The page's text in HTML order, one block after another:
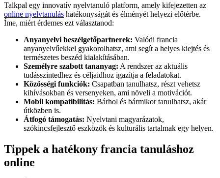
Talkpal egy innovatív nyelvtanuló platform, amely kifejezetten az
online nyelvtanulás hatékonyságát és élményét helyezi előtérbe.
Íme, miért érdemes ezt választanod:
Anyanyelvi beszélgetőpartnerek: Valódi francia
anyanyelvűekkel gyakorolhatsz, ami segít a helyes kiejtés és
természetes beszéd kialakításában.
Személyre szabott tananyag: A rendszer az aktuális
tudásszintedhez és céljaidhoz igazítja a feladatokat.
Közösségi funkciók: Csapatban tanulhatsz, részt vehetsz
kihívásokban és versenyeken, ami növeli a motivációt.
Mobil kompatibilitás: Bárhol és bármikor tanulhatsz, akár
útközben is.
Átfogó támogatás: Nyelvtani magyarázatok,
szókincsfejlesztő eszközök és kulturális tartalmak egy helyen.
Tippek a hatékony francia tanuláshoz
online